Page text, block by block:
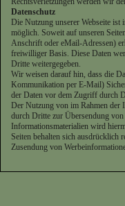
Datenschutz
Die Nutzung unserer Webseite ist
möglich. Soweit auf unseren
Anschrift oder eMail-Adressen)
freiwilliger Basis. Diese Daten
Dritte weitergegeben.
Wir weisen darauf hin, dass die
Kommunikation per E-Mail)
der Daten vor dem Zugriff durch
Der Nutzung von im Rahmen der
durch Dritte zur Übersendung
Informationsmaterialien wird
Seiten behalten sich ausdrücklich
Zusendung von